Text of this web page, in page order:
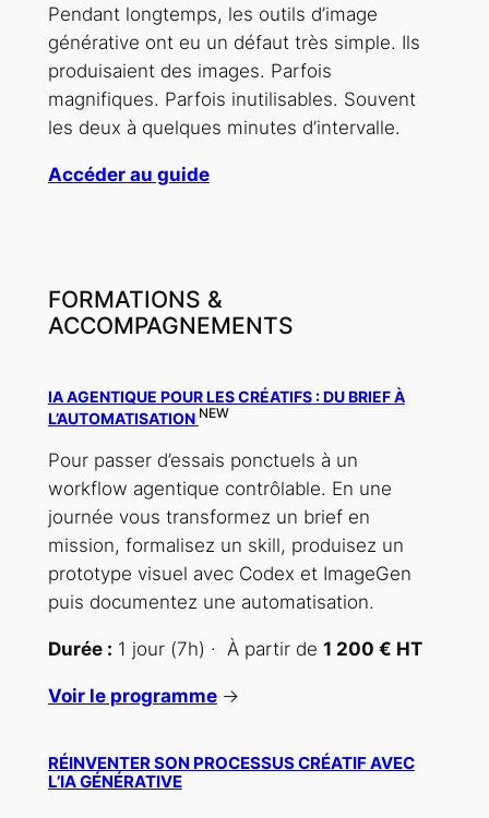
Pendant longtemps, les outils d’image
générative ont eu un défaut très simple. Ils
produisaient des images. Parfois
magnifiques. Parfois inutilisables. Souvent
les deux à quelques minutes d’intervalle.
Accéder au guide
FORMATIONS &
ACCOMPAGNEMENTS
IA AGENTIQUE POUR LES CRÉATIFS : DU BRIEF À
L’AUTOMATISATION NEW
Pour passer d’essais ponctuels à un
workflow agentique contrôlable. En une
journée vous transformez un brief en
mission, formalisez un skill, produisez un
prototype visuel avec Codex et ImageGen
puis documentez une automatisation.
Durée : 1 jour (7h) · À partir de 1 200 € HT
Voir le programme →
RÉINVENTER SON PROCESSUS CRÉATIF AVEC
L’IA GÉNÉRATIVE